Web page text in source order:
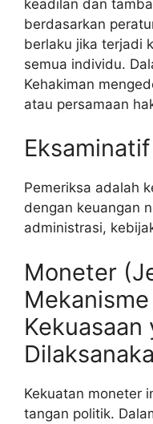
keadilan dan
berdasarkan
berlaku jika terjadi
semua individu.
Kehakiman
atau persamaan
Eksaminatif
Pemeriksa adalah
dengan keuangan
administrasi,
Moneter
Kekuasaan
Kekuatan moneter
tangan politik.